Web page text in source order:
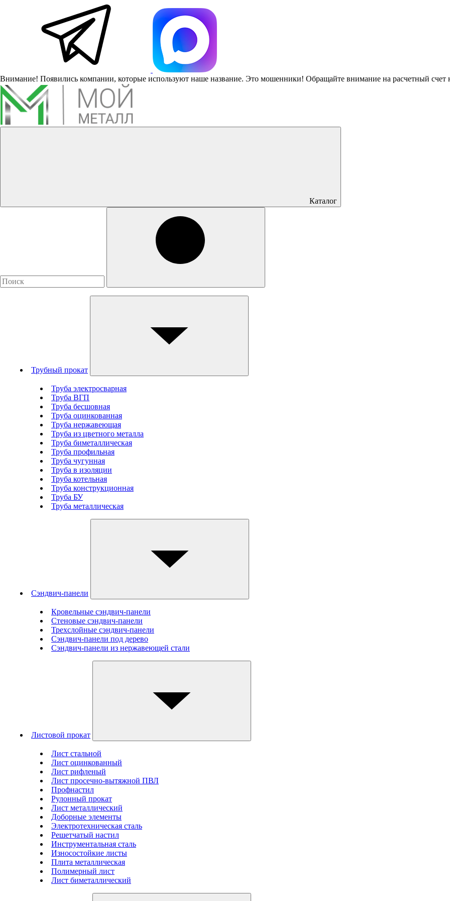
Внимание! Появились компании, которые используют наше название. Это мошенники! Обращайте внимание на расчетный счет
Каталог
Трубный прокат
Труба электросварная
Труба ВГП
Труба бесшовная
Труба оцинкованная
Труба нержавеющая
Труба из цветного металла
Труба биметаллическая
Труба профильная
Труба чугунная
Труба в изоляции
Труба котельная
Труба конструкционная
Труба БУ
Труба металлическая
Сэндвич-панели
Кровельные сэндвич-панели
Стеновые cэндвич-панели
Трехслойные сэндвич-панели
Сэндвич-панели под дерево
Сэндвич-панели из нержавеющей стали
Листовой прокат
Лист стальной
Лист оцинкованный
Лист рифленый
Лист просечно-вытяжной ПВЛ
Профнастил
Рулонный прокат
Лист металлический
Доборные элементы
Электротехническая сталь
Решетчатый настил
Инструментальная сталь
Износостойкие листы
Плита металлическая
Полимерный лист
Лист биметаллический